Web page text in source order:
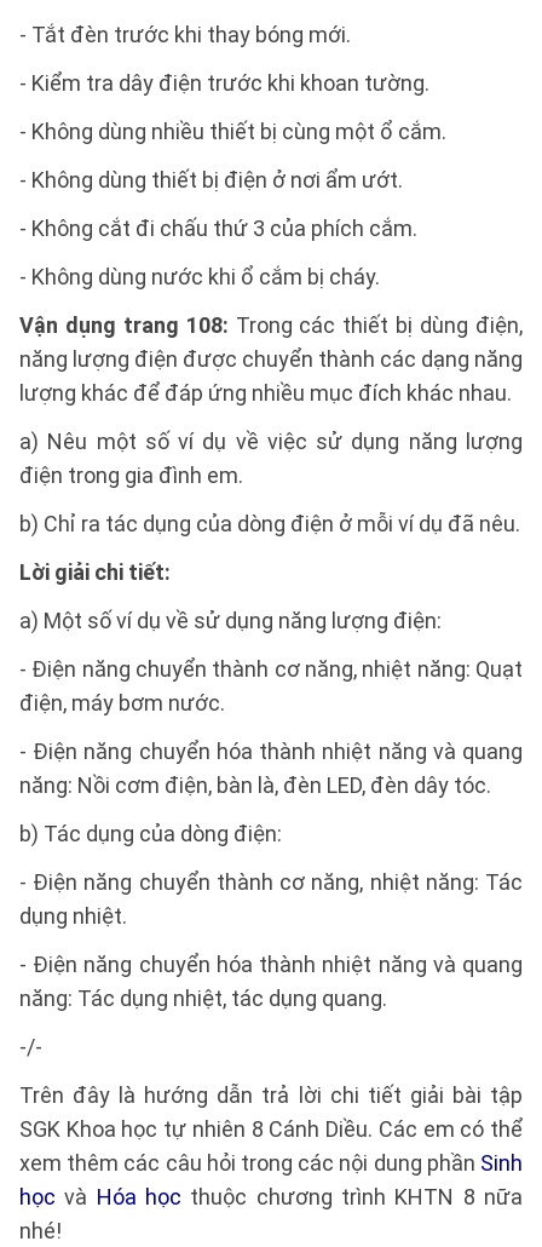
- Tắt đèn trước khi thay bóng mới.
- Kiểm tra dây điện trước khi khoan tường.
- Không dùng nhiều thiết bị cùng một ổ cắm.
- Không dùng thiết bị điện ở nơi ẩm ướt.
- Không cắt đi chấu thứ 3 của phích cắm.
- Không dùng nước khi ổ cắm bị cháy.
Vận dụng trang 108: Trong các thiết bị dùng điện,
năng lượng điện được chuyển thành các dạng năng
lượng khác để đáp ứng nhiều mục đích khác nhau.
a) Nêu một số ví dụ về việc sử dụng năng lượng
điện trong gia đình em.
b) Chỉ ra tác dụng của dòng điện ở mỗi ví dụ đã nêu.
Lời giải chi tiết:
a) Một số ví dụ về sử dụng năng lượng điện:
- Điện năng chuyển thành cơ năng, nhiệt năng: Quạt
điện, máy bơm nước.
- Điện năng chuyển hóa thành nhiệt năng và quang
năng: Nồi cơm điện, bàn là, đèn LED, đèn dây tóc.
b) Tác dụng của dòng điện:
- Điện năng chuyển thành cơ năng, nhiệt năng: Tác
dụng nhiệt.
- Điện năng chuyển hóa thành nhiệt năng và quang
năng: Tác dụng nhiệt, tác dụng quang.
-/-
Trên đây là hướng dẫn trả lời chi tiết giải bài tập
SGK Khoa học tự nhiên 8 Cánh Diều. Các em có thể
xem thêm các câu hỏi trong các nội dung phần Sinh
học và Hóa học thuộc chương trình KHTN 8 nữa
nhé!